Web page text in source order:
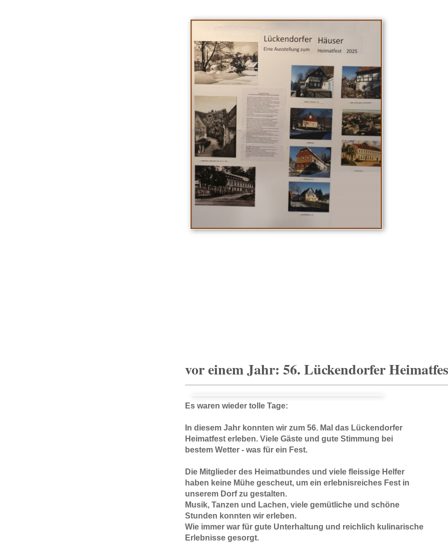
vor einem Jahr: 56. Lückendorfer
Es waren wieder tolle Tage:
In diesem Jahr konnten wir zum 56. Mal das Lückendorfer
Heimatfest erleben. Viele Gäste und gute Stimmung bei
bestem Wetter - was für ein Fest.
Die Mitglieder des Heimatbundes und viele fleissige Helfer
haben keine Mühe gescheut, um ein erlebnisreiches Fest in
unserem Dorf zu gestalten.
Musik, Tanzen und Lachen, viele gemütliche und schöne
Stunden konnten wir erleben.
Wie immer war für gute Unterhaltung und reichlich kulinarische
Erlebnisse gesorgt.